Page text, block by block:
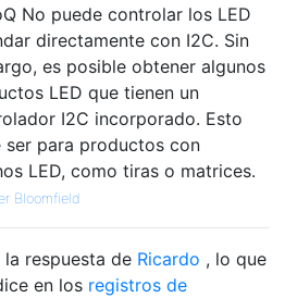
No puede controlar los LED
directamente con I2C. Sin
es posible obtener algunos
LED que tienen un
I2C incorporado. Esto
ser para productos con
LED, como tiras o matrices.
Bloomfield
la respuesta de Ricardo , lo que
en los registros de